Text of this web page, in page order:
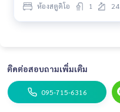
ห้องสตูดิโอ 1 24
ติดต่อสอบถามเพิ่มเติม
095-715-6316